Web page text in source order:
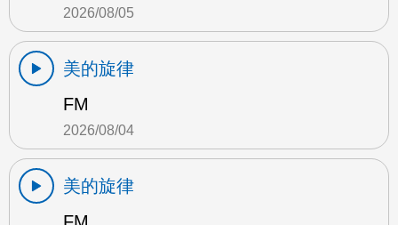
2026/08/05
美的旋律
FM
2026/08/04
美的旋律